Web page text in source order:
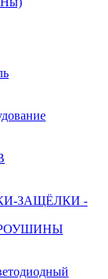
ЗАЩЁЛКИ -